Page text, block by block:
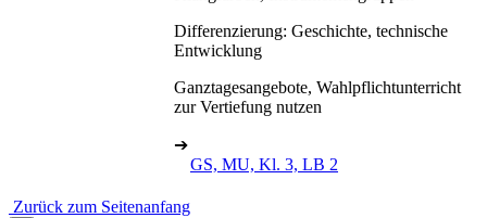
Differenzierung: Geschichte, technische
Entwicklung
Ganztagesangebote, Wahlpflichtunterricht
zur Vertiefung nutzen
➔
GS, MU, Kl. 3, LB 2
Zurück zum Seitenanfang